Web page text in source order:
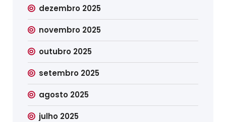
dezembro 2025
novembro 2025
outubro 2025
setembro 2025
agosto 2025
julho 2025